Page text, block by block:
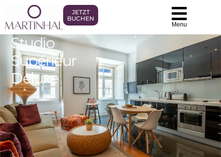
JETZT
BUCHEN
Menu
Studio
Supérieur
Deluxe